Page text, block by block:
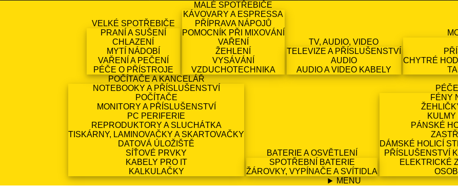
VELKÉ SPOTŘEBIČE
PRANÍ A SUŠENÍ
CHLAZENÍ
MYTÍ NÁDOBÍ
VAŘENÍ A PEČENÍ
PÉČE O PŘÍSTROJE
MALÉ SPOTŘEBIČE
KÁVOVARY A ESPRESSA
PŘÍPRAVA NÁPOJŮ
POMOCNÍK PŘI MIXOVÁNÍ
VAŘENÍ
ŽEHLENÍ
VYSÁVÁNÍ
VZDUCHOTECHNIKA
TV, AUDIO, VIDEO
TELEVIZE A PŘÍSLUŠENSTVÍ
AUDIO
AUDIO A VIDEO KABELY
CHYTRÉ
POČÍTAČE A KANCELÁŘ
NOTEBOOKY A PŘÍSLUŠENSTVÍ
POČÍTAČE
MONITORY A PŘÍSLUŠENSTVÍ
PC PERIFERIE
REPRODUKTORY A SLUCHÁTKA
TISKÁRNY, LAMINOVAČKY A SKARTOVAČKY
DATOVÁ ÚLOŽIŠTĚ
SÍŤOVÉ PRVKY
KABELY PRO IT
KALKULAČKY
BATERIE A OSVĚTLENÍ
SPOTŘEBNÍ BATERIE
ŽÁROVKY, VYPÍNAČE A SVÍTIDLA
FÉNY
PÁNSKÉ
DÁMSKÉ HOLICÍ
PŘÍSLUŠENSTVÍ
ELEKTRICKÉ
MENU